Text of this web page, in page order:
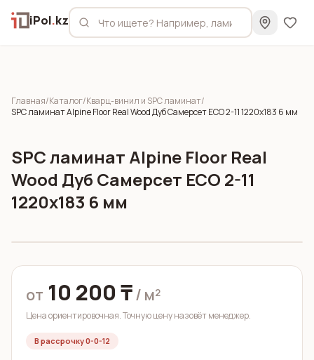
iPol.kz
Главная/Каталог/Кварц-винил и SPC ламинат/
SPC ламинат Alpine Floor Real Wood Дуб Самерсет ЕСО 2-11 1220x183 6 мм
SPC ламинат Alpine Floor Real
Wood Дуб Самерсет ЕСО 2-11
1220x183 6 мм
от 10 200 ₸/ м²
Цена ориентировочная. Точную цену назовёт менеджер.
В рассрочку 0-0-12